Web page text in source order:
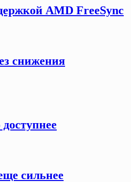
AMD FreeSync
снижения
сильнее